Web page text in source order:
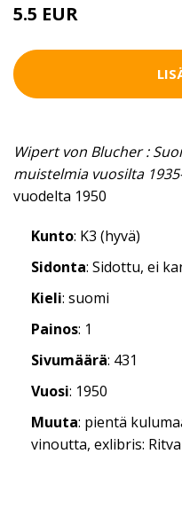
5.5 EUR
Wipert von Blucher :
muistelmia vuosilta
vuodelta 1950
Kunto: K3 (hyvä)
Sidonta: Sidottu, ei
Kieli: suomi
Painos: 1
Sivumäärä: 431
Vuosi: 1950
Muuta: pientä
vinoutta, exlibris: